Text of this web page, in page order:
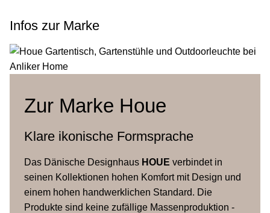
Stapelbar bis zu 10 Stühle
Traglast
Contract-Nutzung
Garantie 5 Jahre Konstruktionsgarantie
Infos zur Marke
Zur Marke Houe
Klare ikonische Formsprache
Das Dänische Designhaus HOUE verbindet in
seinen Kollektionen hohen Komfort mit Design und
einem hohen handwerklichen Standard. Die
Produkte sind keine zufällige Massenproduktion -